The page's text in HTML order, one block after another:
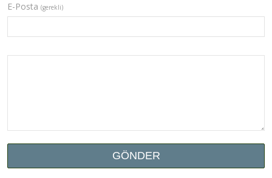
E-Posta (gerekli)